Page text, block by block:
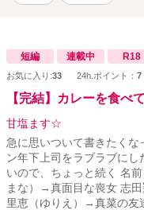
短編 連載中 R18
お気に入り:33 24h.ポイント： 7
【完結】カレーを食べ
甘塩ます☆
急に思いついて書きたくな
ン年下上司をラブラブに
いので、ちょっと続く 名
まな）→真面目な喪女 志
里恵（ゆりえ）→真菜の友